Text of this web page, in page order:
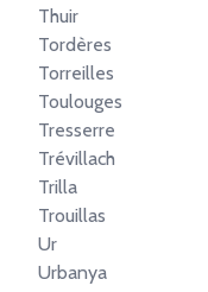
Thuir
Tordères
Torreilles
Toulouges
Tresserre
Trévillach
Trilla
Trouillas
Ur
Urbanya